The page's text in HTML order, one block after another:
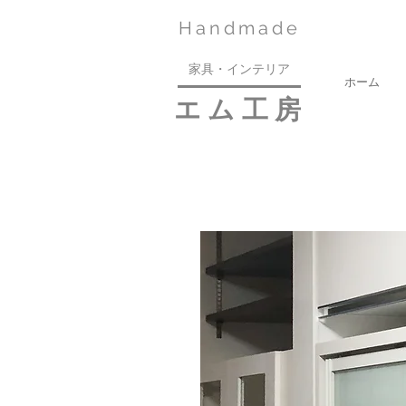
​Handmade
家具・インテリア
​エム工房
ホーム